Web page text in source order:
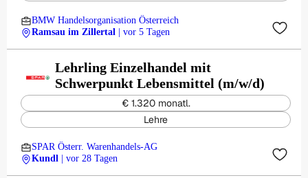
BMW Handelsorganisation Österreich
Ramsau im Zillertal
| vor 5 Tagen
Lehrling Einzelhandel mit
Schwerpunkt Lebensmittel (m/w/d)
€ 1.320 monatl.
Lehre
SPAR Österr. Warenhandels-AG
Kundl
| vor 28 Tagen